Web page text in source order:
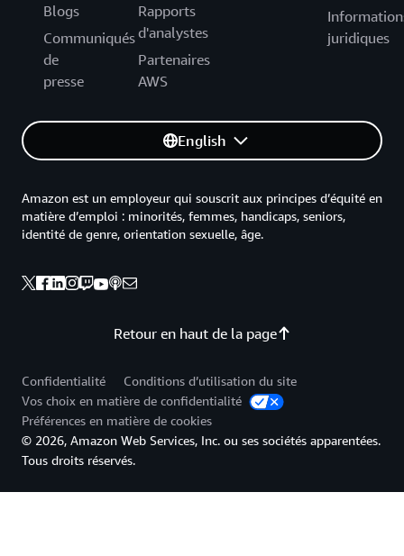
Blogs
Communiqués
de
presse
Rapports
d'analystes
Partenaires
AWS
juridiques
English
Retour en haut de la page
Amazon est un employeur qui souscrit aux principes d’équité en
matière d’emploi : minorités, femmes, handicaps, seniors,
identité de genre, orientation sexuelle, âge.
Confidentialité
Conditions d’utilisation du site
Vos choix en matière de confidentialité
Préférences en matière de cookies
© 2026, Amazon Web Services, Inc. ou ses sociétés apparentées.
Tous droits réservés.